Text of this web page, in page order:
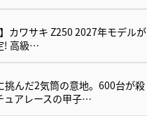
】カワサキ Z250 2027年モデルが
! 高級…
挑んだ2気筒の意地。600台が殺
ュアレースの甲子…